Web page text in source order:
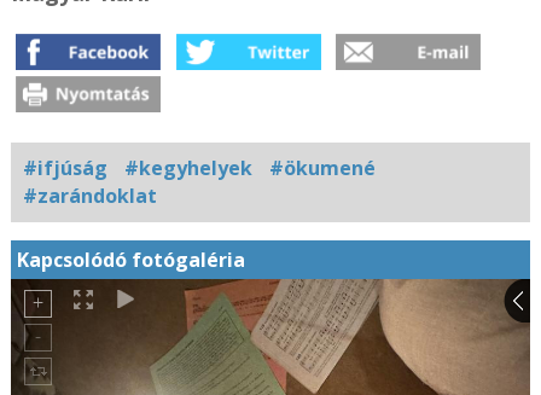
#ifjúság #kegyhelyek
#ökumené
#zarándoklat
Kapcsolódó fotógaléria